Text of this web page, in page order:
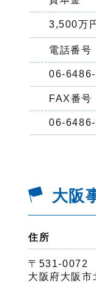
3,500万
電話番号
06-
FAX番号
06-
大阪
住所
〒531-0072
大阪府大阪